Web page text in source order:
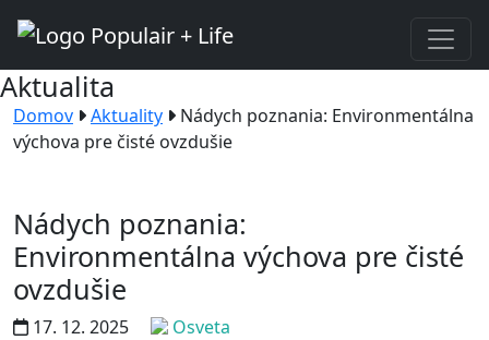
Aktualita
Domov Aktuality
Nádych poznania: Environmentálna
výchova pre čisté ovzdušie
Nádych poznania:
Environmentálna výchova pre čisté
ovzdušie
17. 12. 2025 Osveta